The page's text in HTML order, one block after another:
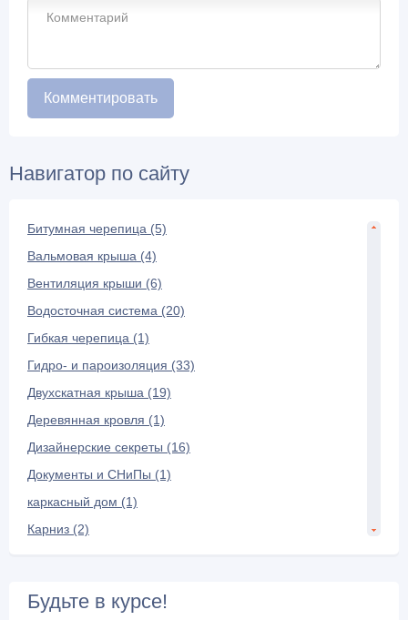
Навигатор по сайту
Битумная черепица (5)
Вальмовая крыша (4)
Вентиляция крыши (6)
Водосточная система (20)
Гибкая черепица (1)
Гидро- и пароизоляция (33)
Двухскатная крыша (19)
Деревянная кровля (1)
Дизайнерские секреты (16)
Документы и СНиПы (1)
каркасный дом (1)
Карниз (2)
Конек крыши (6)
Будьте в курсе!